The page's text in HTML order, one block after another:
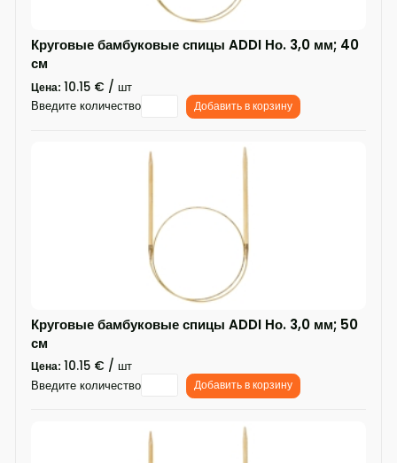
Круговые бамбуковые спицы ADDI Но. 3,0 мм; 40
см
Цена: 10.15 € / шт
Введите количество
Добавить в корзину
Круговые бамбуковые спицы ADDI Но. 3,0 мм; 50
см
Цена: 10.15 € / шт
Введите количество
Добавить в корзину